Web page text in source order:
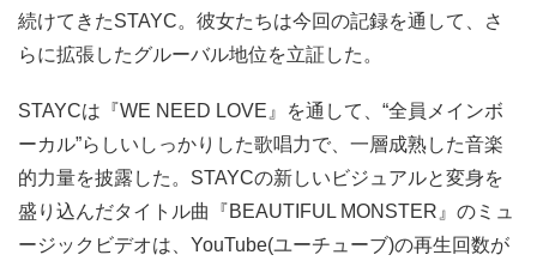
続けてきたSTAYC。彼女たちは今回の記録を通して、さ
らに拡張したグルーバル地位を立証した。
STAYCは『WE NEED LOVE』を通して、“全員メインボ
ーカル”らしいしっかりした歌唱力で、一層成熟した音楽
的力量を披露した。STAYCの新しいビジュアルと変身を
盛り込んだタイトル曲『BEAUTIFUL MONSTER』のミュ
ージックビデオは、YouTube(ユーチューブ)の再生回数が